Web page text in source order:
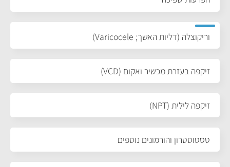
וריקוצלה (דליות האשך; Varicocele)
זיקפה בעזרת מכשיר ואקום (VCD)
זיקפה לילית (NPT)
טסטוסטרון והורמונים נוספים